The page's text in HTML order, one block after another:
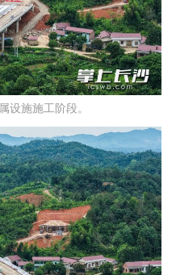
设施施工阶段。